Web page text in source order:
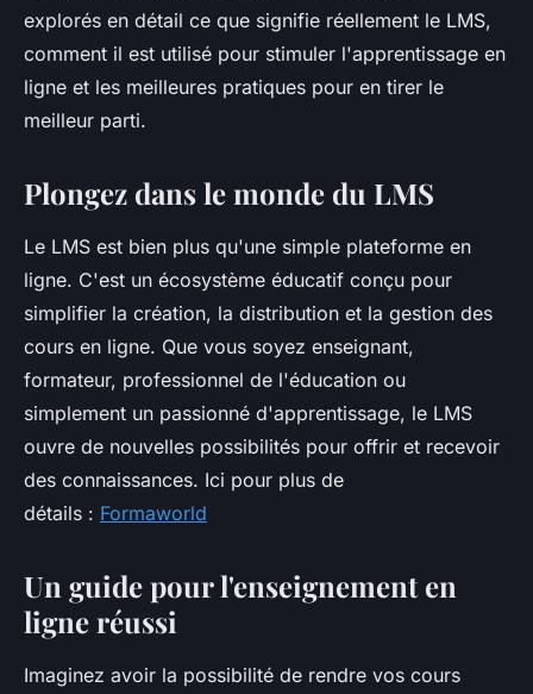
explorés en détail ce que signifie réellement le LMS,
comment il est utilisé pour stimuler l'apprentissage en
ligne et les meilleures pratiques pour en tirer le
meilleur parti.
Plongez dans le monde du LMS
Le LMS est bien plus qu'une simple plateforme en
ligne. C'est un écosystème éducatif conçu pour
simplifier la création, la distribution et la gestion des
cours en ligne. Que vous soyez enseignant,
formateur, professionnel de l'éducation ou
simplement un passionné d'apprentissage, le LMS
ouvre de nouvelles possibilités pour offrir et recevoir
des connaissances. Ici pour plus de
détails : Formaworld
Un guide pour l'enseignement en
ligne réussi
Imaginez avoir la possibilité de rendre vos cours